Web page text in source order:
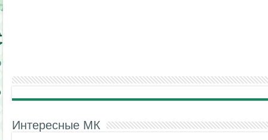
Интересные МК